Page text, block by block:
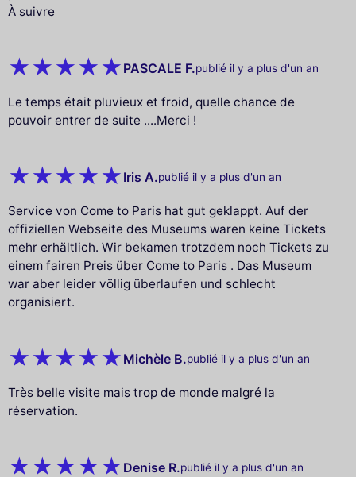
À suivre
PASCALE F.publié il y a plus d'un an
Le temps était pluvieux et froid, quelle chance de
pouvoir entrer de suite ....Merci !
Iris A.publié il y a plus d'un an
Service von Come to Paris hat gut geklappt. Auf der
offiziellen Webseite des Museums waren keine Tickets
mehr erhältlich. Wir bekamen trotzdem noch Tickets zu
einem fairen Preis über Come to Paris . Das Museum
war aber leider völlig überlaufen und schlecht
organisiert.
Michèle B.publié il y a plus d'un an
Très belle visite mais trop de monde malgré la
réservation.
Denise R.publié il y a plus d'un an